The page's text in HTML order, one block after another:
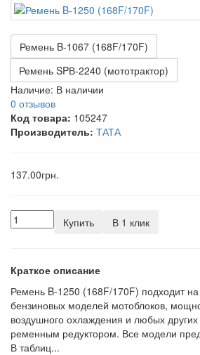
Ремень B-1067 (168F/170F)
Ремень SPВ-2240 (мототрактор)
Наличие: В наличии
0 отзывов
Код товара: 105247
Производитель: ТАТА
137.00грн.
Купить В 1 клик
Краткое описание
Ремень B-1250 (168F/170F) подходит
бензиновых моделей мотоблоков,
воздушного охлаждения и любых других
ременным редуктором. Все модели
В таблиц...